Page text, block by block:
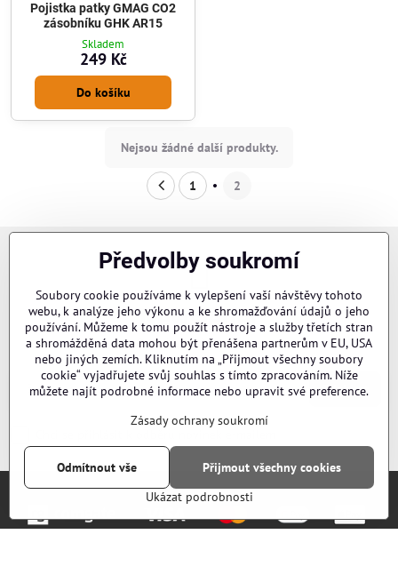
Pojistka patky GMAG CO2
zásobníku GHK AR15
Skladem
249 Kč
Do košíku
Nejsou žádné další produkty.
1 2
Newsletter
Odebírat naše novinky:
Odebírat
Předvolby soukromí
Soubory cookie používáme k vylepšení vaší návštěvy tohoto
webu, k analýze jeho výkonu a ke shromažďování údajů o jeho
používání. Můžeme k tomu použít nástroje a služby třetích stran
a shromážděná data mohou být přenášena partnerům v EU, USA
nebo jiných zemích. Kliknutím na „Přijmout všechny soubory
cookie“ vyjadřujete svůj souhlas s tímto zpracováním. Níže
můžete najít podrobné informace nebo upravit své preference.
Zásady ochrany soukromí
Ukázat podrobnosti
Přijmout všechny cookies
Odmítnout vše